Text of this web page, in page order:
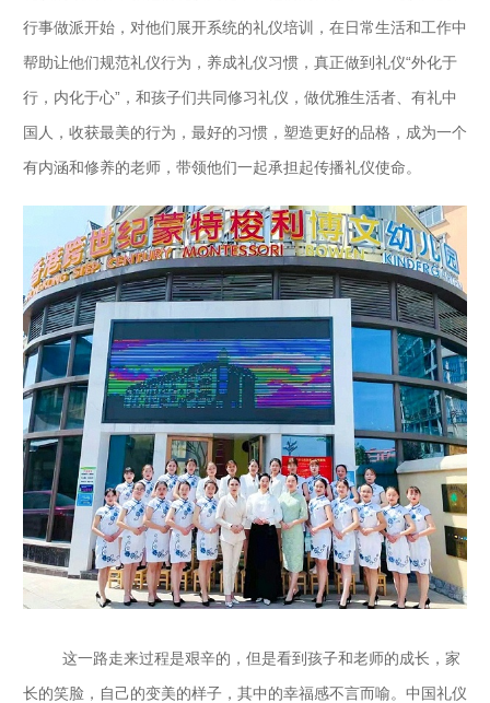
行事做派开始，对他们展开系统的礼仪培训，在日常生活和工作中
帮助让他们规范礼仪行为，养成礼仪习惯，真正做到礼仪“外化于
行，内化于心”，和孩子们共同修习礼仪，做优雅生活者、有礼中
国人，收获最美的行为，最好的习惯，塑造更好的品格，成为一个
有内涵和修养的老师，带领他们一起承担起传播礼仪使命。
这一路走来过程是艰辛的，但是看到孩子和老师的成长，家
长的笑脸，自己的变美的样子，其中的幸福感不言而喻。中国礼仪